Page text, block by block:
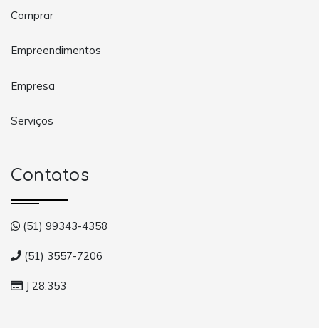
Comprar
Empreendimentos
Empresa
Serviços
Contatos
(51) 99343-4358
(51) 3557-7206
J 28.353